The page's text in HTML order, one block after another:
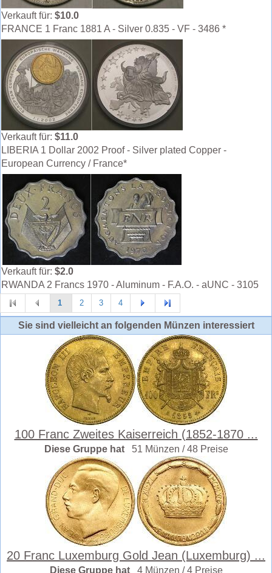
Verkauft für: $10.0
FRANCE 1 Franc 1881 A - Silver 0.835 - VF - 3486 *
Verkauft für: $11.0
LIBERIA 1 Dollar 2002 Proof - Silver plated Copper -
European Currency / France*
Verkauft für: $2.0
RWANDA 2 Francs 1970 - Aluminum - F.A.O. - aUNC - 3105
1 2 3 4
Sie sind vielleicht an folgenden Münzen interessiert
100 Franc Zweites Kaiserreich (1852-1870 ...
Diese Gruppe hat 51 Münzen / 48 Preise
20 Franc Luxemburg Gold Jean (Luxemburg) ...
Diese Gruppe hat 4 Münzen / 4 Preise